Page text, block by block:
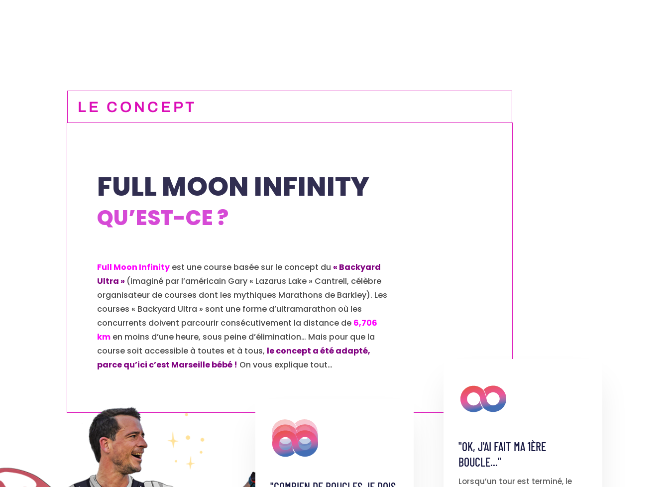
LE CONCEPT
FULL MOON INFINITY
QU’EST-CE ?
Full Moon Infinity est une course basée sur le concept du « Backyard
Ultra » (imaginé par l’américain Gary « Lazarus Lake » Cantrell, célèbre
organisateur de courses dont les mythiques Marathons de Barkley). Les
courses « Backyard Ultra » sont une forme d’ultramarathon où les
concurrents doivent parcourir consécutivement la distance de 6,706
km en moins d’une heure, sous peine d’élimination… Mais pour que la
course soit accessible à toutes et à tous, le concept a été adapté,
parce qu’ici c’est Marseille bébé ! On vous explique tout…
"OK, J'AI FAIT MA 1ÈRE
BOUCLE..."
Lorsqu’un tour est terminé, le